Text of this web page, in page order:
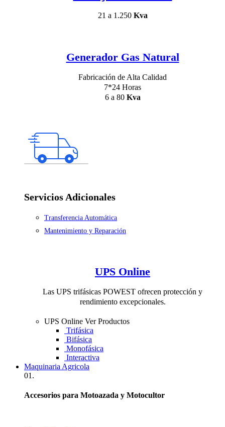
21 a 1.250 Kva
Generador Gas Natural
Fabricación de Alta Calidad
7*24 Horas
6 a 80 Kva
Servicios Adicionales
Transferencia Automática
Mantenimiento y Reparación
UPS Online
Las UPS trifásicas POWEST ofrecen protección y
rendimiento excepcionales.
UPS Online Ver Productos
Trifásica
Bifásica
Monofásica
Interactiva
Maquinaria Agricola
01.
Accesorios para Motoazada y Motocultor